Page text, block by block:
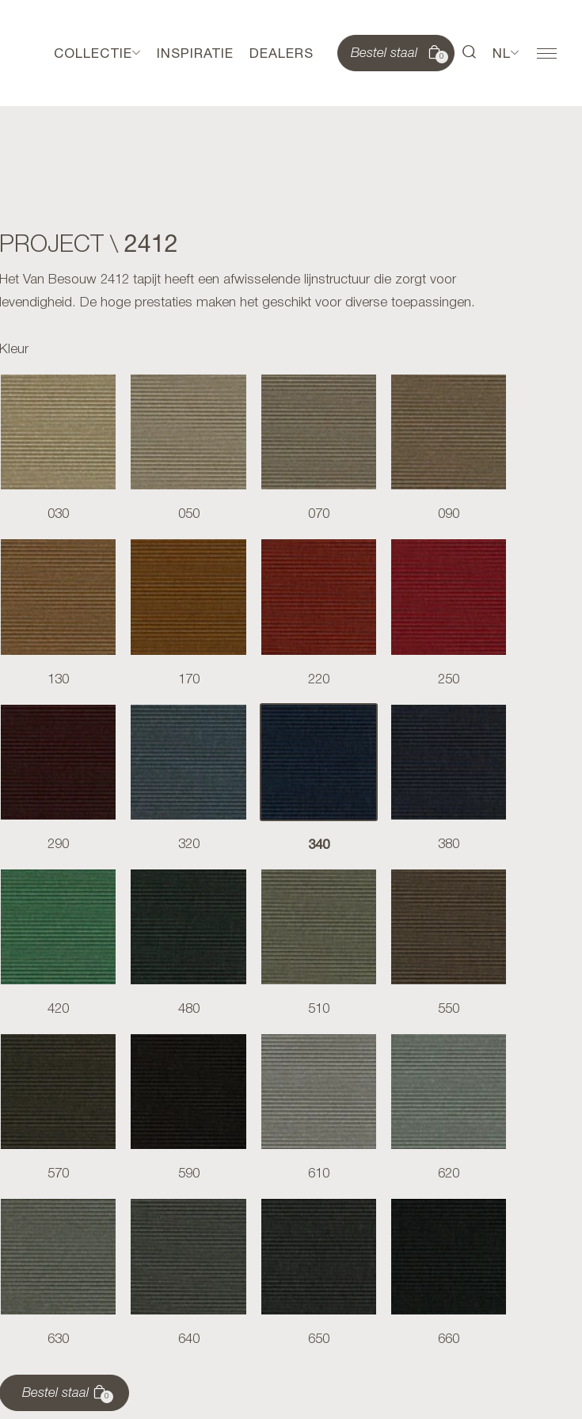
COLLECTIE INSPIRATIE DEALERS Bestel staal 0 NL
PROJECT \ 2412
Het Van Besouw 2412 tapijt heeft een afwisselende lijnstructuur die zorgt voor
levendigheid. De hoge prestaties maken het geschikt voor diverse toepassingen.
Kleur
030 050 070 090
130 170 220 250
290 320 340 380
420 480 510 550
570 590 610 620
630 640 650 660
Bestel staal 0